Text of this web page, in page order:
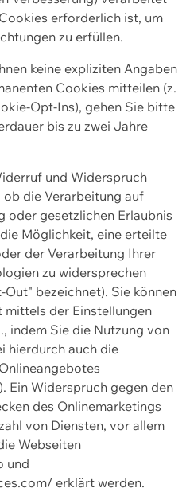
erforderlich ist, um
zu erfüllen.
keine expliziten Angaben
Cookies mitteilen (z.
Opt-Ins), gehen Sie bitte
bis zu zwei Jahre
und Widerspruch
die Verarbeitung auf
oder gesetzlichen Erlaubnis
Möglichkeit, eine erteilte
der Verarbeitung Ihrer
zu widersprechen
bezeichnet). Sie können
mittels der Einstellungen
indem Sie die Nutzung von
hierdurch auch die
Ein Widerspruch gegen den
des Onlinemarketings
von Diensten, vor allem
Webseiten
und
erklärt werden.